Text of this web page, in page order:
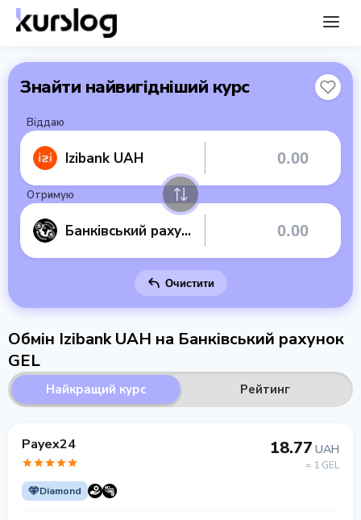
Знайти найвигідніший курс
Віддаю
Izibank UAH
Отримую
Банківський рахунок GEL
Очистити
Обмін Izibank UAH на Банківський рахунок
GEL
Найкращий курс Рейтинг
Payex24
Diamond
18.77 UAH
= 1 GEL